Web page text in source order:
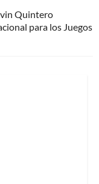
Quintero
para los Juegos